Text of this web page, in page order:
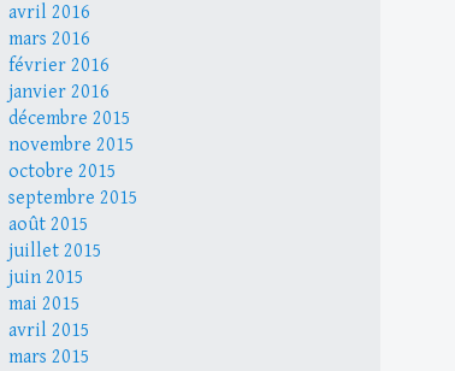
avril 2016
mars 2016
février 2016
janvier 2016
décembre 2015
novembre 2015
octobre 2015
septembre 2015
août 2015
juillet 2015
juin 2015
mai 2015
avril 2015
mars 2015